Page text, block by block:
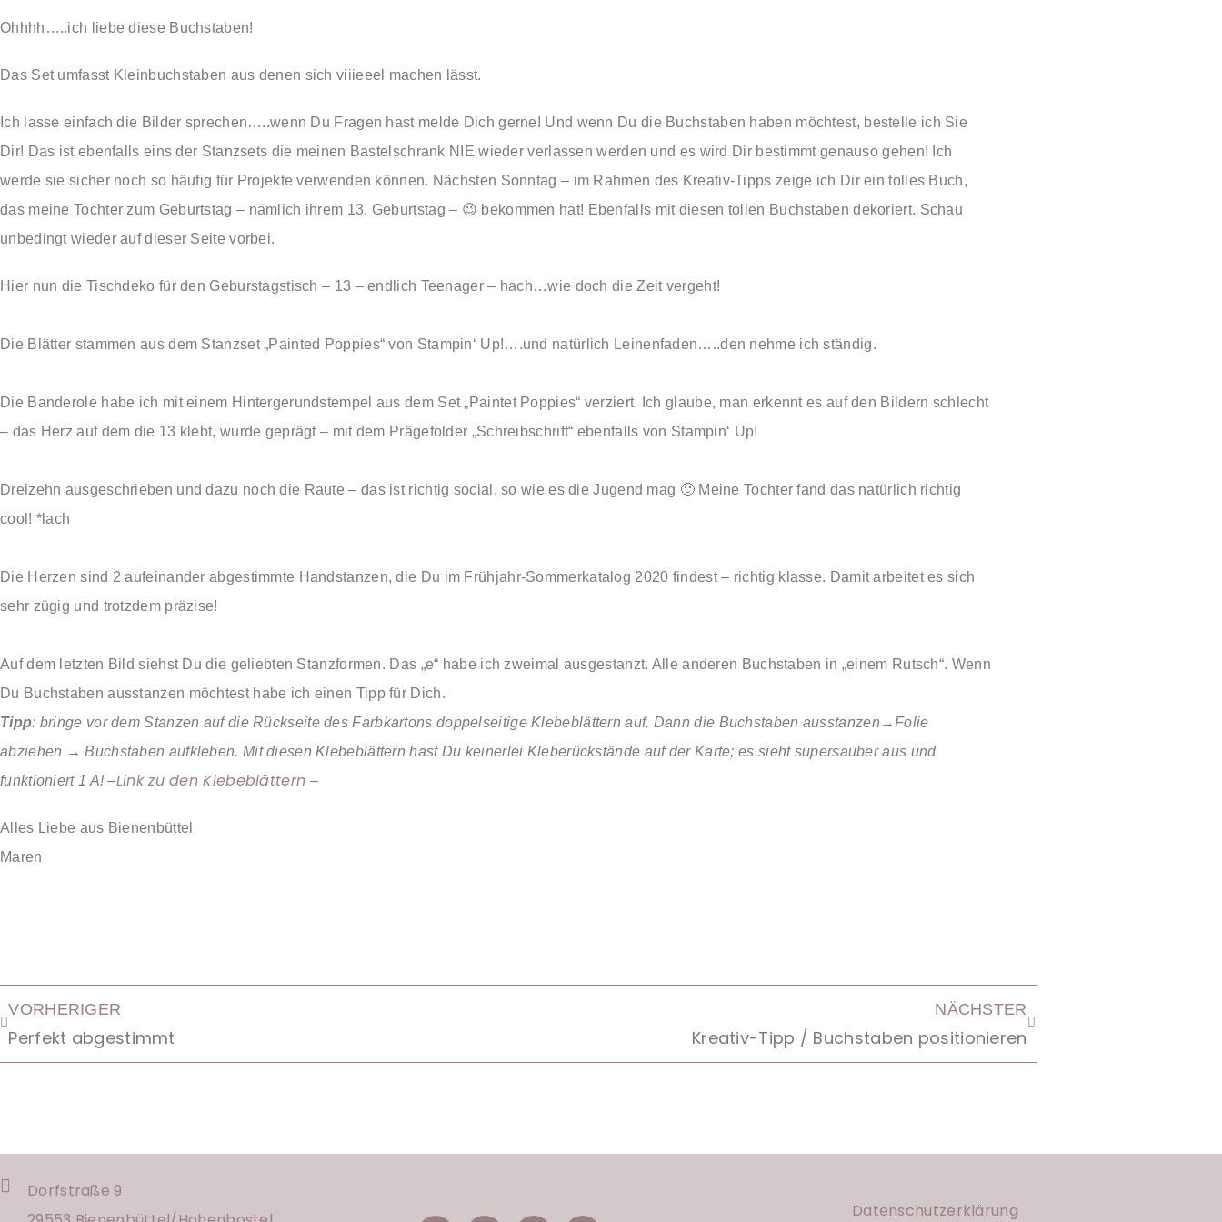
Ohhhh…..ich liebe diese Buchstaben!
Das Set umfasst Kleinbuchstaben aus denen sich viiieeel machen lässt.
Ich lasse einfach die Bilder sprechen…..wenn Du Fragen hast melde Dich gerne! Und wenn Du die Buchstaben haben möchtest, bestelle ich Sie
Dir! Das ist ebenfalls eins der Stanzsets die meinen Bastelschrank NIE wieder verlassen werden und es wird Dir bestimmt genauso gehen! Ich
werde sie sicher noch so häufig für Projekte verwenden können. Nächsten Sonntag – im Rahmen des Kreativ-Tipps zeige ich Dir ein tolles Buch,
das meine Tochter zum Geburtstag – nämlich ihrem 13. Geburtstag – 😉 bekommen hat! Ebenfalls mit diesen tollen Buchstaben dekoriert. Schau
unbedingt wieder auf dieser Seite vorbei.
Hier nun die Tischdeko für den Geburstagstisch – 13 – endlich Teenager – hach…wie doch die Zeit vergeht!
Die Blätter stammen aus dem Stanzset „Painted Poppies“ von Stampin‘ Up!….und natürlich Leinenfaden…..den nehme ich ständig.
Die Banderole habe ich mit einem Hintergerundstempel aus dem Set „Paintet Poppies“ verziert. Ich glaube, man erkennt es auf den Bildern schlecht
– das Herz auf dem die 13 klebt, wurde geprägt – mit dem Prägefolder „Schreibschrift“ ebenfalls von Stampin‘ Up!
Dreizehn ausgeschrieben und dazu noch die Raute – das ist richtig social, so wie es die Jugend mag 🙂 Meine Tochter fand das natürlich richtig
cool! *lach
Die Herzen sind 2 aufeinander abgestimmte Handstanzen, die Du im Frühjahr-Sommerkatalog 2020 findest – richtig klasse. Damit arbeitet es sich
sehr zügig und trotzdem präzise!
Auf dem letzten Bild siehst Du die geliebten Stanzformen. Das „e“ habe ich zweimal ausgestanzt. Alle anderen Buchstaben in „einem Rutsch“. Wenn
Du Buchstaben ausstanzen möchtest habe ich einen Tipp für Dich.
Tipp: bringe vor dem Stanzen auf die Rückseite des Farbkartons doppelseitige Klebeblättern auf. Dann die Buchstaben ausstanzen→Folie
abziehen → Buchstaben aufkleben. Mit diesen Klebeblättern hast Du keinerlei Kleberückstände auf der Karte; es sieht supersauber aus und
funktioniert 1 A! –Link zu den Klebeblättern –
Alles Liebe aus Bienenbüttel
Maren
VORHERIGER
Perfekt abgestimmt
NÄCHSTER
Kreativ-Tipp / Buchstaben positionieren
Dorfstraße 9
Datenschutzerklärung